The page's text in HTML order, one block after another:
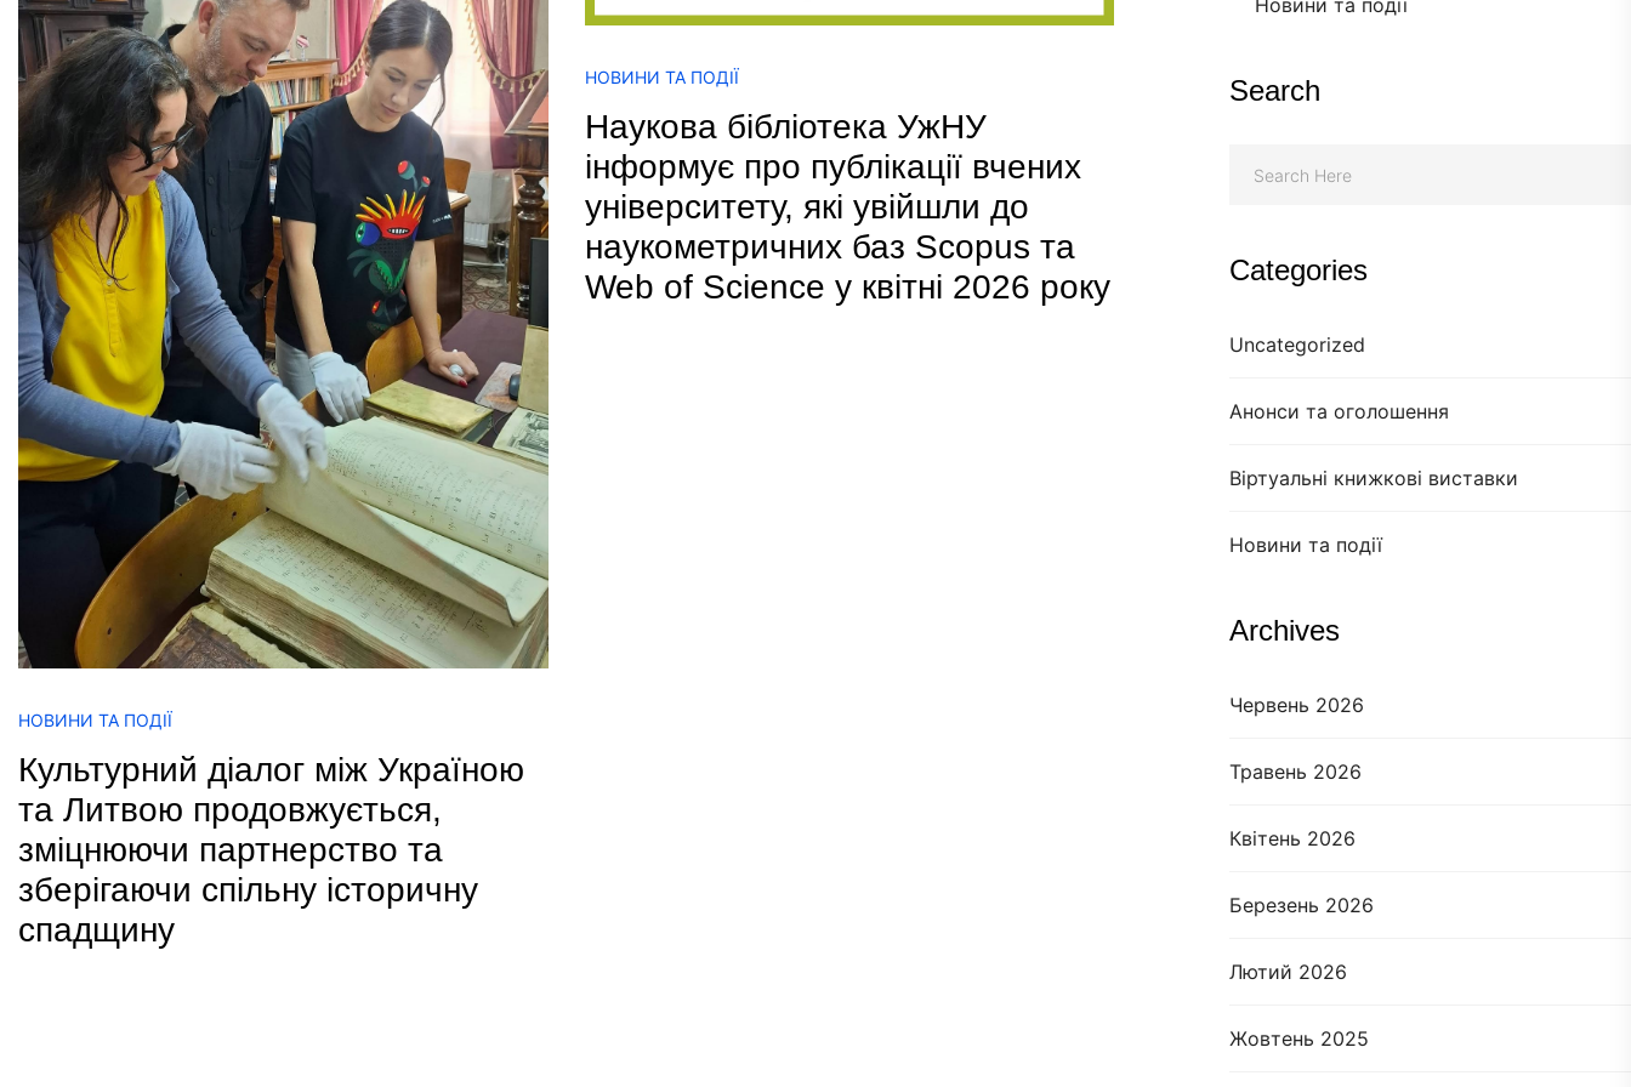
Новини та події
Search
Categories
Uncategorized
Анонси та оголошення
Віртуальні книжкові виставки
Новини та події
Archives
Червень 2026
Травень 2026
Квітень 2026
Березень 2026
Лютий 2026
Жовтень 2025
НОВИНИ ТА ПОДІЇ
Культурний діалог між Україною
та Литвою продовжується,
зміцнюючи партнерство та
зберігаючи спільну історичну
спадщину
НОВИНИ ТА ПОДІЇ
Наукова бібліотека УжНУ
інформує про публікації вчених
університету, які увійшли до
наукометричних баз Scopus та
Web of Science у квітні 2026 року